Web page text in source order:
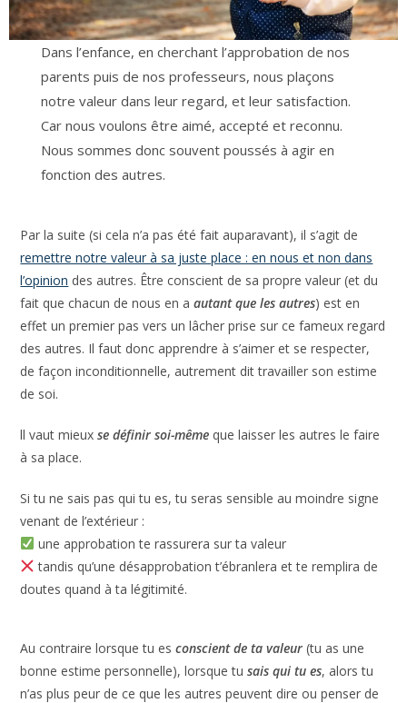
Dans l’enfance, en cherchant l’approbation de nos
parents puis de nos professeurs, nous plaçons
notre valeur dans leur regard, et leur satisfaction.
Car nous voulons être aimé, accepté et reconnu.
Nous sommes donc souvent poussés à agir en
fonction des autres.
Par la suite (si cela n’a pas été fait auparavant), il s’agit de
remettre notre valeur à sa juste place : en nous et non dans
l’opinion des autres. Être conscient de sa propre valeur (et du
fait que chacun de nous en aautant que les autres) est en
effet un premier pas vers un lâcher prise sur ce fameux regard
des autres. Il faut donc apprendre à s’aimer et se respecter,
de façon inconditionnelle, autrement dit travailler son estime
de soi.
ll vaut mieuxse définir soi-même que laisser les autres le faire
à sa place.
Si tu ne sais pas qui tu es, tu seras sensible au moindre signe
venant de l’extérieur :
une approbation te rassurera sur ta valeur
tandis qu’une désapprobation t’ébranlera et te remplira de
doutes quand à ta légitimité.
Au contraire lorsque tu esconscient de ta valeur (tu as une
bonne estime personnelle), lorsque tusais qui tu es, alors tu
n’as plus peur de ce que les autres peuvent dire ou penser de